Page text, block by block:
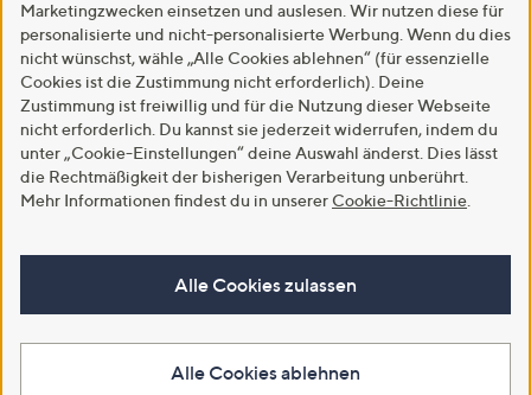
Marketingzwecken einsetzen und auslesen. Wir nutzen diese für
personalisierte und nicht-personalisierte Werbung. Wenn du dies
nicht wünschst, wähle „Alle Cookies ablehnen“ (für essenzielle
Cookies ist die Zustimmung nicht erforderlich). Deine
Zustimmung ist freiwillig und für die Nutzung dieser Webseite
nicht erforderlich. Du kannst sie jederzeit widerrufen, indem du
unter „Cookie-Einstellungen“ deine Auswahl änderst. Dies lässt
die Rechtmäßigkeit der bisherigen Verarbeitung unberührt.
Mehr Informationen findest du in unserer Cookie-Richtlinie
Alle Cookies zulassen
Alle Cookies ablehnen